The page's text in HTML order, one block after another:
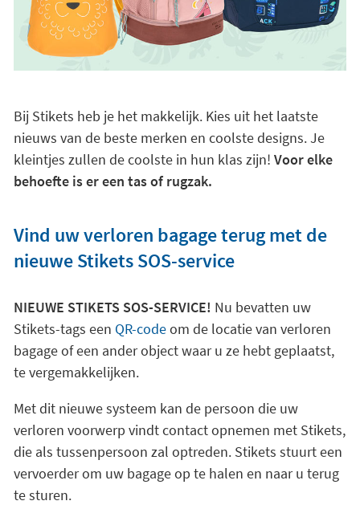
Bij Stikets heb je het makkelijk. Kies uit het laatste
nieuws van de beste merken en coolste designs. Je
kleintjes zullen de coolste in hun klas zijn! Voor elke
behoefte is er een tas of rugzak.
Vind uw verloren bagage terug met de
nieuwe Stikets SOS-service
NIEUWE STIKETS SOS-SERVICE! Nu bevatten uw
Stikets-tags een QR-codeom de locatie van verloren
bagage of een ander object waar u ze hebt geplaatst,
te vergemakkelijken.
Met dit nieuwe systeem kan de persoon die uw
verloren voorwerp vindt contact opnemen met Stikets,
die als tussenpersoon zal optreden. Stikets stuurt een
vervoerder om uw bagage op te halen en naar u terug
te sturen.